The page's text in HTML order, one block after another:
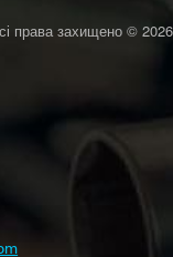
права захищено © 2026